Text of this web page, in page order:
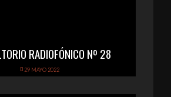
RADIOFÓNICO Nº 28
29 MAYO 2022